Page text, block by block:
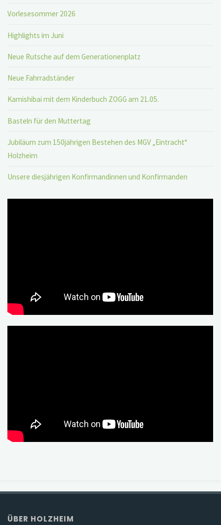
Vorlesesommer 2026
Highlights im Juni
Neue Rutsche auf dem Generationenplatz
Neue Fahrradständer
Kamishibai mit dem Kinderbuch ZOGG am 21.05.
Basteln für den Muttertag
Jubiläum zum 150jährigen Bestehen des MGV „Eintracht“
Holzheim
Unsere diesjährigen Konfirmandinnen und Konfirmanden
ÜBER HOLZHEIM